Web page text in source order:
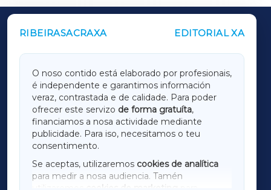
RIBEIRASACRAXA EDITORIAL XA
O noso contido está elaborado por profesionais,
é independente e garantimos información
veraz, contrastada e de calidade. Para poder
ofrecer este servizo de forma gratuíta,
financiamos a nosa actividade mediante
publicidade. Para iso, necesitamos o teu
consentimento.
Se aceptas, utilizaremos cookies de analítica
para medir a nosa audiencia. Tamén
OUTROS PERIÓDICOS
LUGOXA
TERRACHAXA
AMARIÑAXA